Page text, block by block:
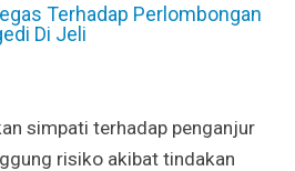
Terhadap Perlombongan
Di Jeli
simpati terhadap penganjur
risiko akibat tindakan